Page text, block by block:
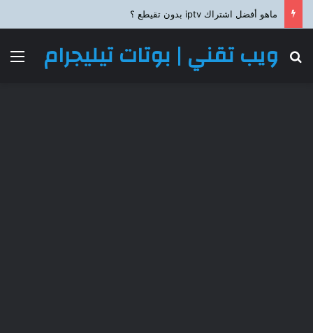
ماهو أفضل اشتراك iptv بدون تقيطع ؟
ويب تقني | بوتات تيليجرام
بحث عن